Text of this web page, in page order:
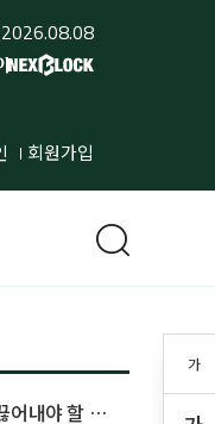
2026.08.08
회원가입
가
어내야 할 사